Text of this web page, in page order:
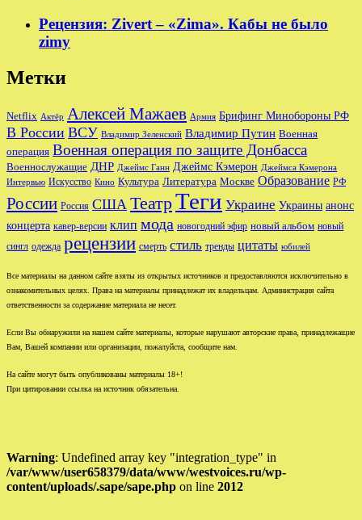
Рецензия: Zivert – «Zima». Кабы не было
zimy
Метки
Netflix Актёр Алексей Мажаев Армия Брифинг Минобороны РФ
В России ВСУ Владимир Зеленский Владимир Путин Военная
операция Военная операция по защите Донбасса
Военнослужащие ДНР Джеймс Ганн Джеймс Кэмерон Джеймса Кэмерона
Интервью Искусство Кино Культура Литература Москве Образование РФ
России Россия США ТеатрТеги Украине Украины анонс
концерта кавер-версии клип мода новогодний эфир новый альбом новый
сингл одежда рецензии смерть стиль тренды цитаты юбилей
Все материалы на данном сайте взяты из открытых источников и предоставляются исключительно в
ознакомительных целях. Права на материалы принадлежат их владельцам. Администрация сайта
ответственности за содержание материала не несет.
Если Вы обнаружили на нашем сайте материалы, которые нарушают авторские права, принадлежащие
Вам, Вашей компании или организации, пожалуйста, сообщите нам.
На сайте могут быть опубликованы материалы 18+!
При цитировании ссылка на источник обязательна.
Warning: Undefined array key "integration_type" in
/var/www/user658379/data/www/westvoices.ru/wp-
content/uploads/.sape/sape.php on line 2012